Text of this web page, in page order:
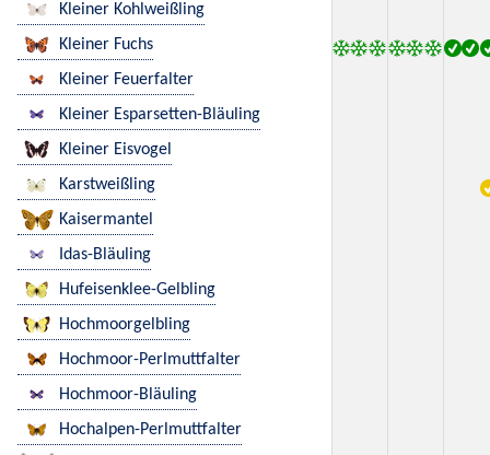
Kleiner Kohlweißling
Kleiner Fuchs
Kleiner Feuerfalter
Kleiner Esparsetten-Bläuling
Kleiner Eisvogel
Karstweißling
Kaisermantel
Idas-Bläuling
Hufeisenklee-Gelbling
Hochmoorgelbling
Hochmoor-Perlmuttfalter
Hochmoor-Bläuling
Hochalpen-Perlmuttfalter